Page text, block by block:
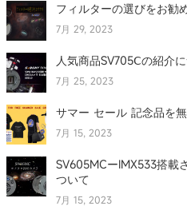
フィルターの選びをお勧
7月 29, 2023
人気商品SV705Ⅽの紹介
7月 25, 2023
サマー セール 記念品を
7月 15, 2023
SV605MCーIMX533搭載
ついて
7月 15, 2023